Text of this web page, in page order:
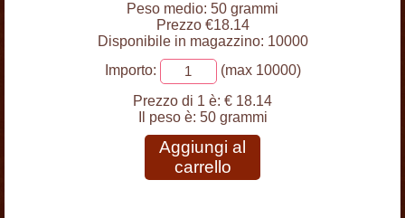
Peso medio: 50 grammi
Prezzo €18.14
Disponibile in magazzino: 10000
Importo:
(max 10000)
Prezzo di 1 è: € 18.14
Il peso è: 50 grammi
Aggiungi al
carrello